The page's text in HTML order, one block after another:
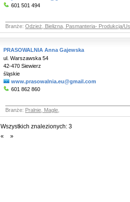
601 501 494
Branże: Odzież, Bielizna, Pasmanteria- Produkcja/
PRASOWALNIA Anna Gajewska
ul. Warszawska 54
42-470 Siewierz
śląskie
www.prasowalnia.eu@gmail.com
601 862 860
Branże: Pralnie, Magle
Wszystkich znalezionych: 3
«
»